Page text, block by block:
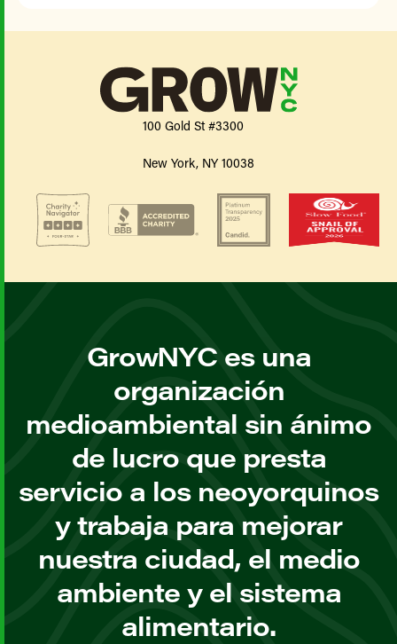
100 Gold St #3300
New York, NY 10038
GrowNYC es una
organización
medioambiental sin ánimo
de lucro que presta
servicio a los neoyorquinos
y trabaja para mejorar
nuestra ciudad, el medio
ambiente y el sistema
alimentario.